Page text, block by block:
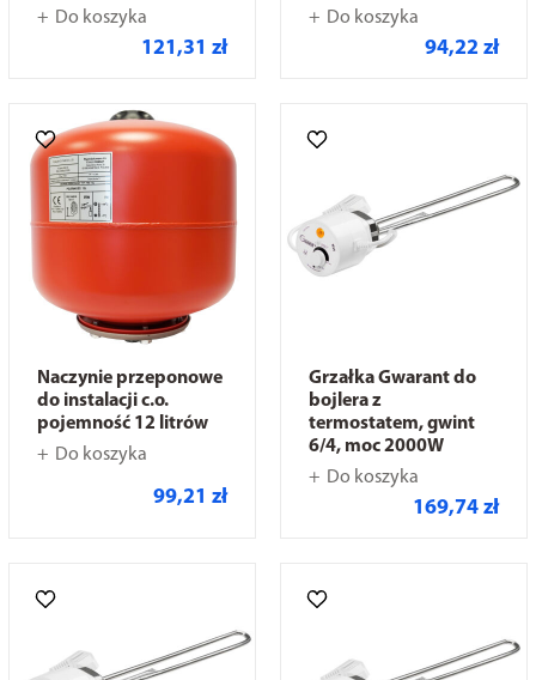
Do koszyka
121,31 zł
Do koszyka
94,22 zł
Naczynie przeponowe
do instalacji c.o.
pojemność 12 litrów
Do koszyka
99,21 zł
Grzałka Gwarant do
bojlera z
termostatem, gwint
6/4, moc 2000W
Do koszyka
169,74 zł